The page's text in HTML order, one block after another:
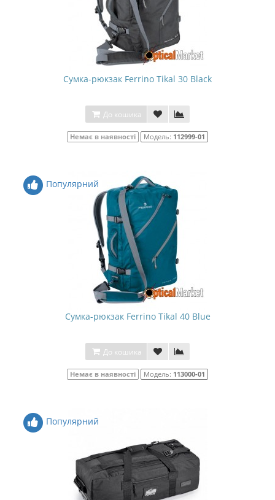
Сумка-рюкзак Ferrino Tikal 30 Black
До кошика
Немає в наявності Модель: 112999-01
Популярний
Сумка-рюкзак Ferrino Tikal 40 Blue
До кошика
Немає в наявності Модель: 113000-01
Популярний